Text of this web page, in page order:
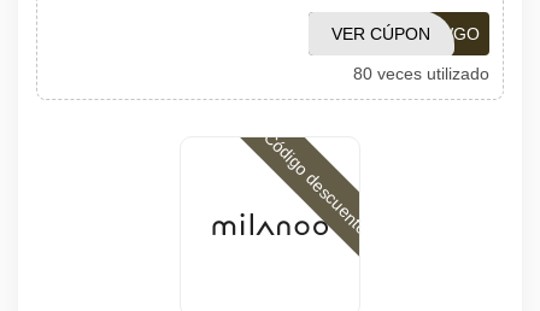
ASOSNEWGO
VER CÚPON
80 veces utilizado
Código descuento